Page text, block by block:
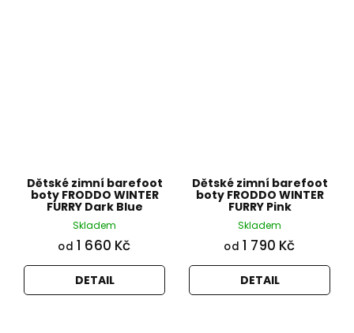
Dětské zimní barefoot
boty FRODDO WINTER
FURRY Dark Blue
Skladem
od 1 660 Kč
DETAIL
Dětské zimní barefoot
boty FRODDO WINTER
FURRY Pink
Skladem
od 1 790 Kč
DETAIL